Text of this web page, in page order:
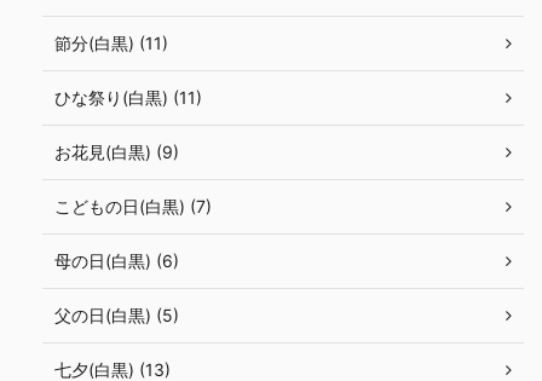
節分(白黒) (11)
ひな祭り(白黒) (11)
お花見(白黒) (9)
こどもの日(白黒) (7)
母の日(白黒) (6)
父の日(白黒) (5)
七夕(白黒) (13)